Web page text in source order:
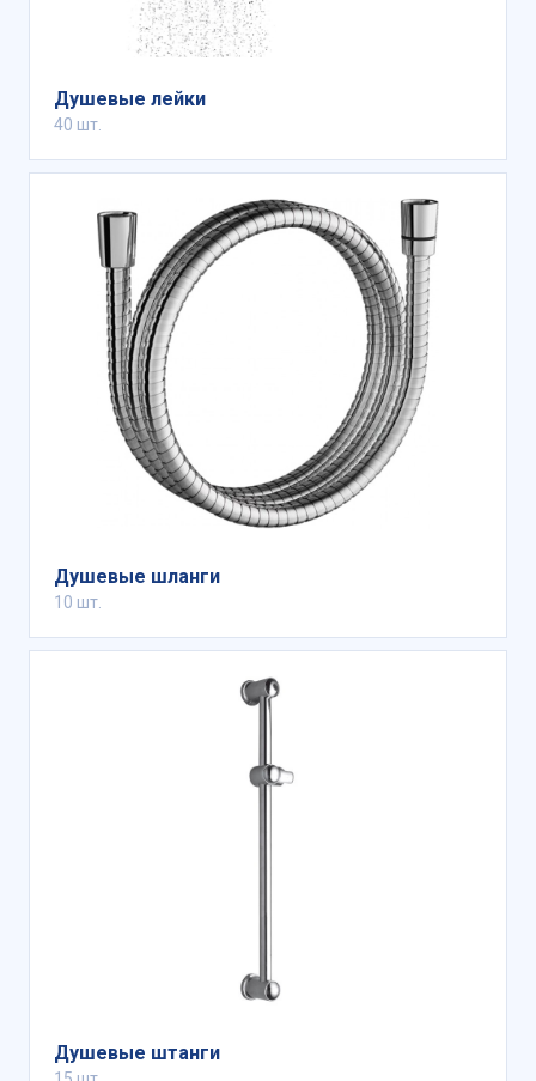
Душевые лейки
40 шт.
Душевые шланги
10 шт.
Душевые штанги